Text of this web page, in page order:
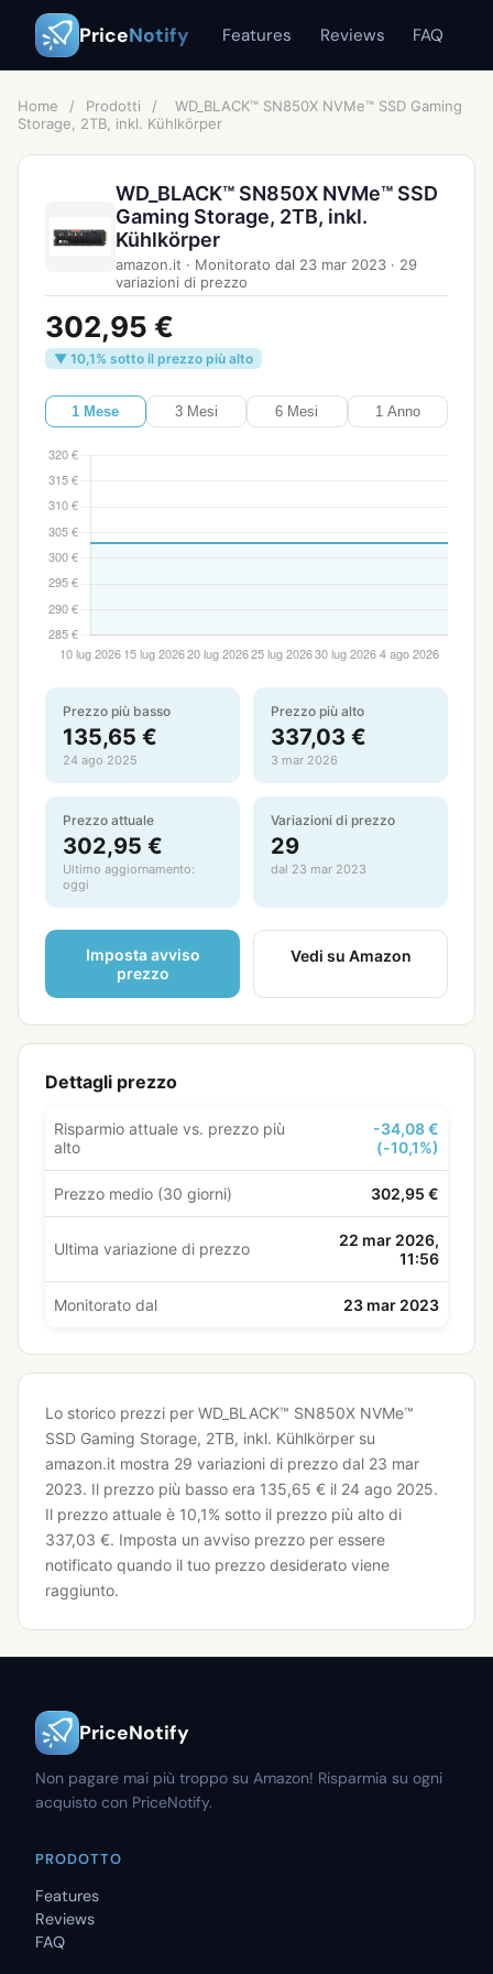
PriceNotify Features Reviews FAQ
Home / Prodotti /
WD_BLACK™ SN850X NVMe™ SSD Gaming
Storage, 2TB, inkl. Kühlkörper
WD_BLACK™ SN850X NVMe™ SSD
Gaming Storage, 2TB, inkl.
Kühlkörper
amazon.it · Monitorato dal 23 mar 2023 · 29
variazioni di prezzo
302,95 €
▼ 10,1% sotto il prezzo più alto
1 Mese 3 Mesi 6 Mesi 1 Anno
Prezzo più basso
135,65 €
24 ago 2025
Prezzo più alto
337,03 €
3 mar 2026
Prezzo attuale
302,95 €
Ultimo aggiornamento:
oggi
Variazioni di prezzo
29
dal 23 mar 2023
Imposta avviso
prezzo
Vedi su Amazon
Dettagli prezzo
Risparmio attuale vs. prezzo più
alto
-34,08 €
(-10,1%)
Prezzo medio (30 giorni) 302,95 €
Ultima variazione di prezzo
22 mar 2026,
11:56
Monitorato dal 23 mar 2023
Lo storico prezzi per WD_BLACK™ SN850X NVMe™
SSD Gaming Storage, 2TB, inkl. Kühlkörper su
amazon.it mostra 29 variazioni di prezzo dal 23 mar
2023. Il prezzo più basso era 135,65 € il 24 ago 2025.
Il prezzo attuale è 10,1% sotto il prezzo più alto di
337,03 €. Imposta un avviso prezzo per essere
notificato quando il tuo prezzo desiderato viene
raggiunto.
PriceNotify
Non pagare mai più troppo su Amazon! Risparmia su ogni
acquisto con PriceNotify.
PRODOTTO
Features
Reviews
FAQ